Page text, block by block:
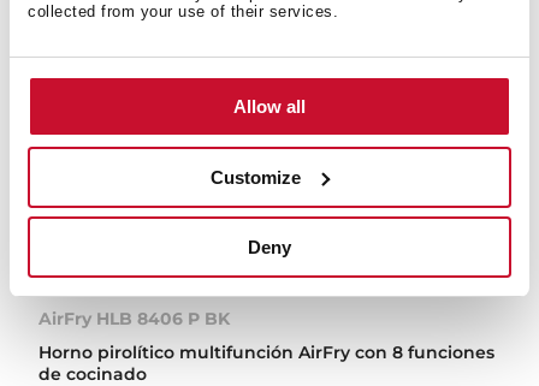
collected from your use of their services.
Allow all
Customize
Deny
AirFry HLB 8406 P BK
Horno pirolítico multifunción AirFry con 8 funciones
de cocinado